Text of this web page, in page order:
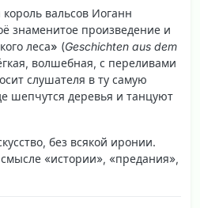
вальсов Иоганн
знаменитое произведение и
леса» (Geschichten aus dem
волшебная, с переливами
слушателя в ту самую
шепчутся деревья и танцуют
без всякой иронии.
«истории», «предания»,